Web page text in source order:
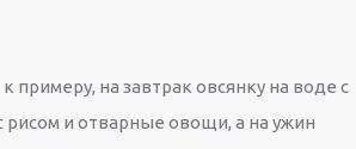
на завтрак овсянку на воде с
рисом и отварные овощи, а на ужин